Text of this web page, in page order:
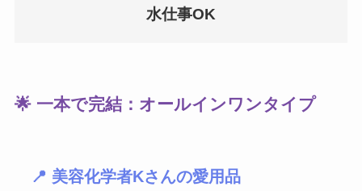
水仕事OK
🌟 一本で完結：オールインワンタイプ
📍 美容化学者Kさんの愛用品